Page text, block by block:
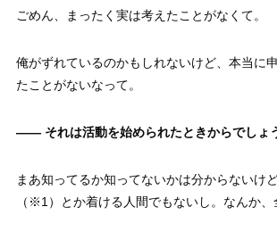
ごめん、まったく実は考えたことがなくて。
俺がずれているのかもしれないけど、本当に
たことがないなって。
—— それは活動を始められたときからでしょ
まあ知ってるか知ってないかは分からないけ
（※1）とか着ける人間でもないし。なんか、